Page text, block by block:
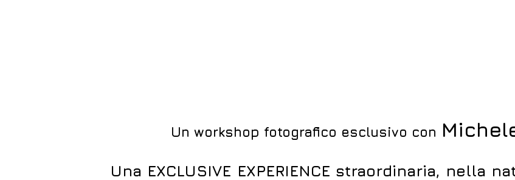
Un workshop fotografico esclusivo con
Una EXCLUSIVE EXPERIENCE straordinaria, nella